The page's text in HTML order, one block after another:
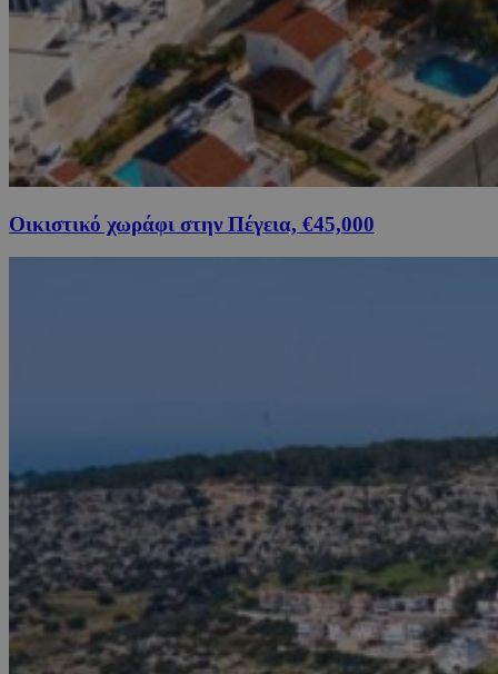
Οικιστικό χωράφι στην Πέγεια, €45,000